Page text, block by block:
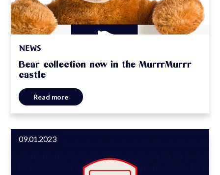
NEWS
Bear collection now in the MurrrMurrr
castle
Read more
09.01.2023